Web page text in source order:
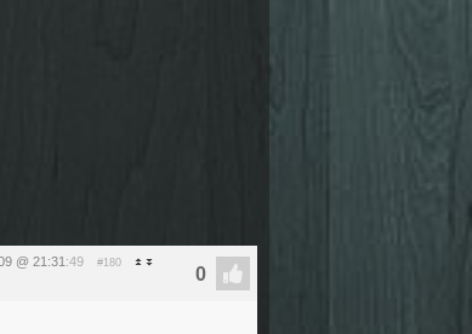
@ 21:31 :49 #180